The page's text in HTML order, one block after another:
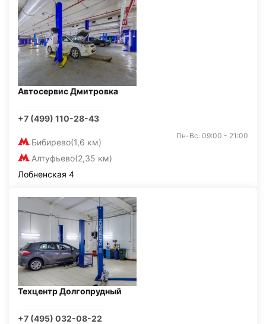
Автосервис Дмитровка
+7 (499) 110-28-43
Бибирево(1,6 км)
Алтуфьево(2,35 км)
Пн-Вс: 09:00 - 21:00
Лобненская 4
Техцентр Долгопрудный
+7 (495) 032-08-22